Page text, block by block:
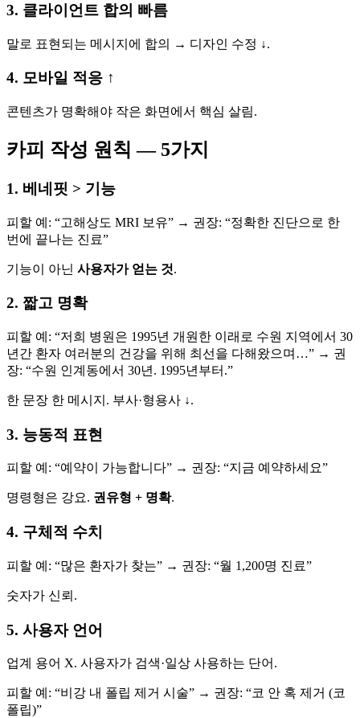
3. 클라이언트 합의 빠름
말로 표현되는 메시지에 합의 → 디자인 수정 ↓.
4. 모바일 적응 ↑
콘텐츠가 명확해야 작은 화면에서 핵심 살림.
카피 작성 원칙 — 5가지
1. 베네핏 > 기능
피할 예: “고해상도 MRI 보유” → 권장: “정확한 진단으로 한
번에 끝나는 진료”
기능이 아닌 사용자가 얻는 것.
2. 짧고 명확
피할 예: “저희 병원은 1995년 개원한 이래로 수원 지역에서 30
년간 환자 여러분의 건강을 위해 최선을 다해왔으며…” → 권
장: “수원 인계동에서 30년. 1995년부터.”
한 문장 한 메시지. 부사·형용사 ↓.
3. 능동적 표현
피할 예: “예약이 가능합니다” → 권장: “지금 예약하세요”
명령형은 강요. 권유형 + 명확.
4. 구체적 수치
피할 예: “많은 환자가 찾는” → 권장: “월 1,200명 진료”
숫자가 신뢰.
5. 사용자 언어
업계 용어 X. 사용자가 검색·일상 사용하는 단어.
피할 예: “비강 내 폴립 제거 시술” → 권장: “코 안 혹 제거 (코
폴립)”